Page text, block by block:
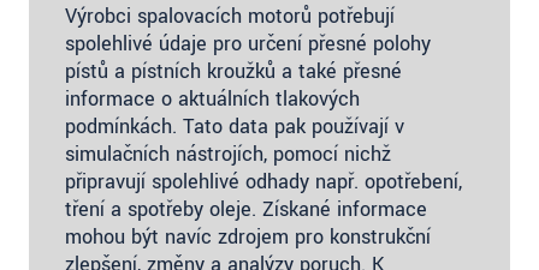
Výrobci spalovacích motorů potřebují
spolehlivé údaje pro určení přesné polohy
pístů a pístních kroužků a také přesné
informace o aktuálních tlakových
podmínkách. Tato data pak používají v
simulačních nástrojích, pomocí nichž
připravují spolehlivé odhady např. opotřebení,
tření a spotřeby oleje. Získané informace
mohou být navíc zdrojem pro konstrukční
zlepšení, změny a analýzy poruch. K